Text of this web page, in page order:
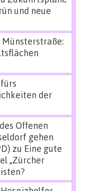
und neue
der
Offenen
gehen
zu Eine gute
„Zürcher